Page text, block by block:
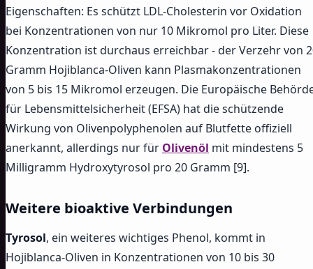
Eigenschaften: Es schützt LDL-Cholesterin vor Oxidation
bei Konzentrationen von nur 10 Mikromol pro Liter. Diese
Konzentration ist durchaus erreichbar - der Verzehr von
Gramm Hojiblanca-Oliven kann Plasmakonzentrationen
von 5 bis 15 Mikromol erzeugen. Die Europäische
für Lebensmittelsicherheit (EFSA) hat die schützende
Wirkung von Olivenpolyphenolen auf Blutfette offiziell
anerkannt, allerdings nur für Olivenöl mit mindestens 5
Milligramm Hydroxytyrosol pro 20 Gramm [9].
Weitere bioaktive Verbindungen
Tyrosol, ein weiteres wichtiges Phenol, kommt in
Hojiblanca-Oliven in Konzentrationen von 10 bis 30